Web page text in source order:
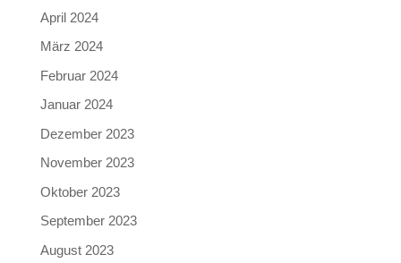
April 2024
März 2024
Februar 2024
Januar 2024
Dezember 2023
November 2023
Oktober 2023
September 2023
August 2023